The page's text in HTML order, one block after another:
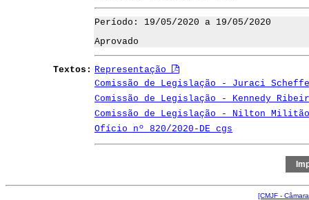
Período: 19/05/2020 a 19/05/2020
Aprovado
Textos: Representação
Comissão de Legislação - Juraci
Comissão de Legislação - Kennedy
Comissão de Legislação - Nilton
Ofício nº 820/2020-DE cgs
[CMJF -